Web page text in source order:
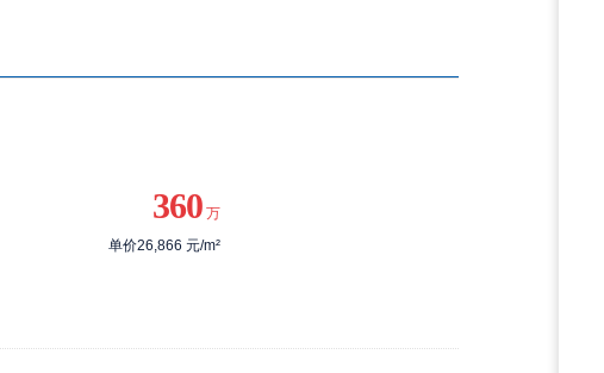
360 万
单价26,866 元/m²